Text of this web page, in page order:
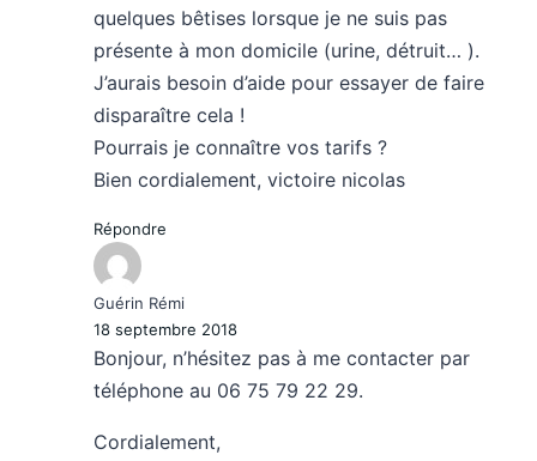
quelques bêtises lorsque je ne suis pas
présente à mon domicile (urine, détruit… ).
J’aurais besoin d’aide pour essayer de faire
disparaître cela !
Pourrais je connaître vos tarifs ?
Bien cordialement, victoire nicolas
Répondre
Guérin Rémi
18 septembre 2018
Bonjour, n’hésitez pas à me contacter par
téléphone au 06 75 79 22 29.
Cordialement,